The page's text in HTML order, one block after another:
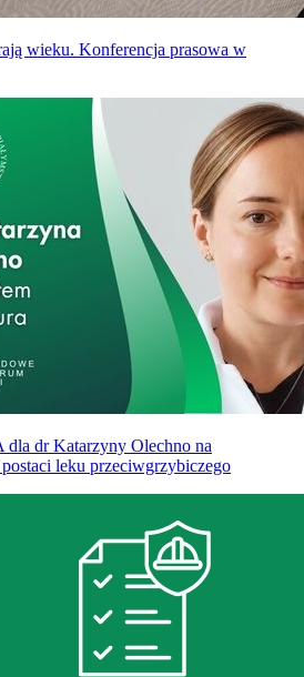
wieku. Konferencja prasowa w
dr Katarzyny Olechno na
leku przeciwgrzybiczego